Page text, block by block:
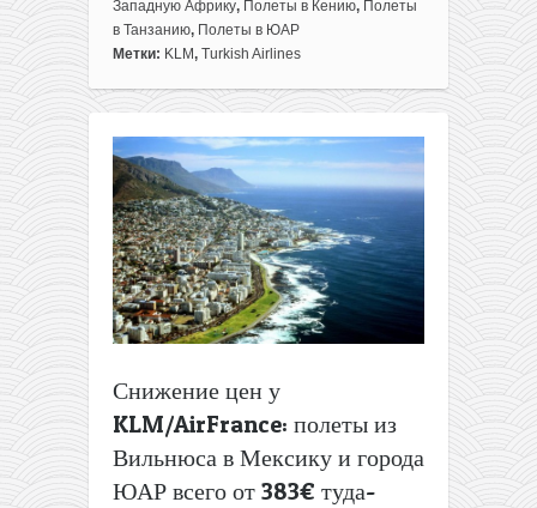
Африканская
экзотика:
полеты
ЮАР,
Кению,
Танзанию
и
Нигерию
всего
от
369€
туда-
Западную Африку, Полеты в Кению, Полеты
в Танзанию, Полеты в ЮАР
Метки: KLM, Turkish Airlines
Снижение цен у
KLM/AirFrance: полеты из
Вильнюса в Мексику и города
ЮАР всего от 383€ туда-